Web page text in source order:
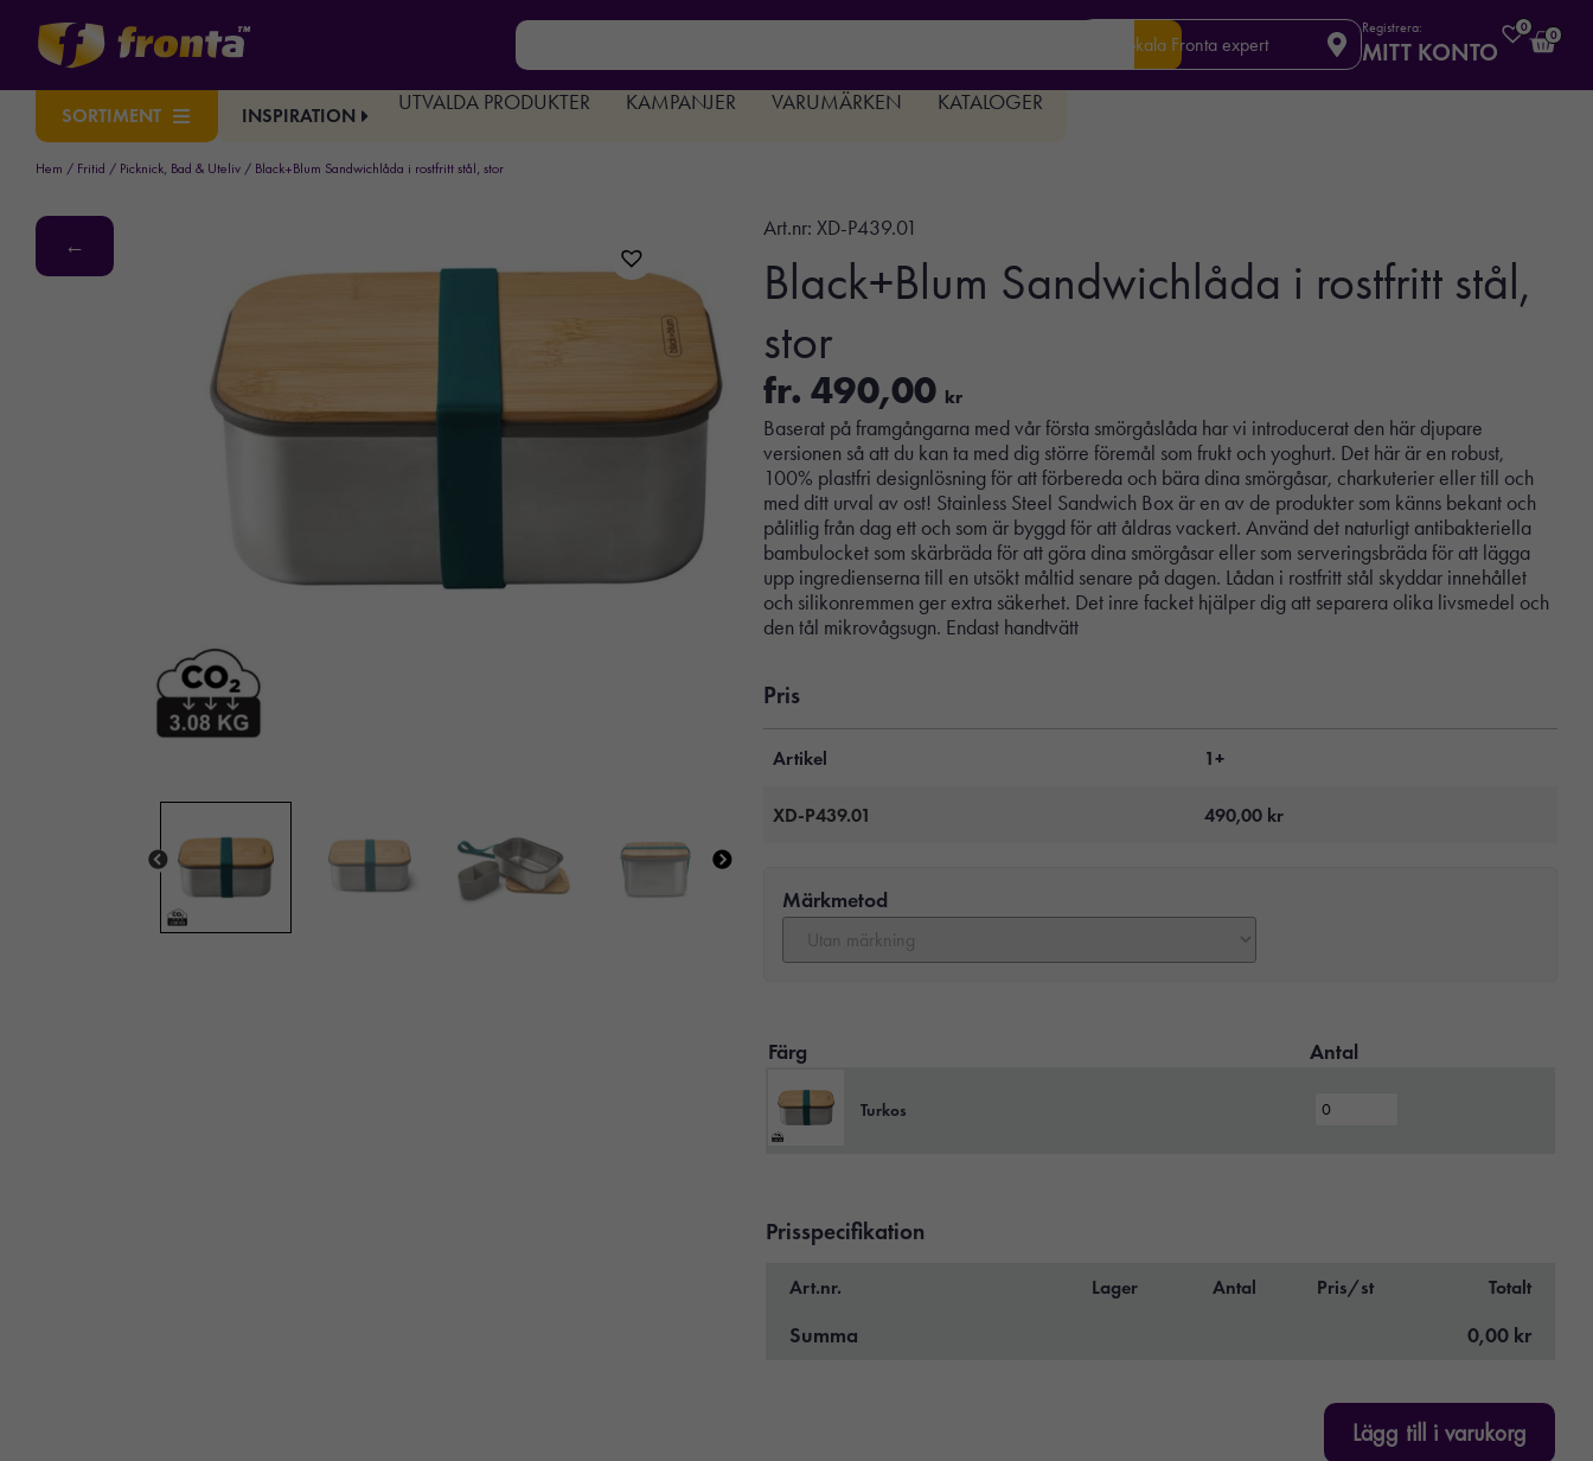
Din lokala Fronta expert
Registrera:
MITT KONTO
0
0
SORTIMENT INSPIRATION
UTVALDA PRODUKTER KAMPANJER VARUMÄRKEN KATALOGER
Hem / Fritid / Picknick, Bad & Uteliv / Black+Blum Sandwichlåda i rostfritt stål, stor
←
Art.nr: XD-P439.01
Black+Blum Sandwichlåda i rostfritt stål,
stor
fr. 490,00 kr
Baserat på framgångarna med vår första smörgåslåda har vi introducerat den här djupare
versionen så att du kan ta med dig större föremål som frukt och yoghurt. Det här är en robust,
100% plastfri designlösning för att förbereda och bära dina smörgåsar, charkuterier eller till och
med ditt urval av ost! Stainless Steel Sandwich Box är en av de produkter som känns bekant och
pålitlig från dag ett och som är byggd för att åldras vackert. Använd det naturligt antibakteriella
bambulocket som skärbräda för att göra dina smörgåsar eller som serveringsbräda för att lägga
upp ingredienserna till en utsökt måltid senare på dagen. Lådan i rostfritt stål skyddar innehållet
och silikonremmen ger extra säkerhet. Det inre facket hjälper dig att separera olika livsmedel och
den tål mikrovågsugn. Endast handtvätt
Pris
Artikel 1+
XD-P439.01 490,00 kr
Märkmetod
Färg Antal
Turkos
Prisspecifikation
Art.nr. Lager Antal Pris/st Totalt
Summa 0,00 kr
Lägg till i varukorg